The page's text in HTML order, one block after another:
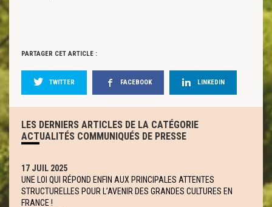
PARTAGER CET ARTICLE :
TWITTER FACEBOOK LINKEDIN
LES DERNIERS ARTICLES DE LA CATÉGORIE
ACTUALITÉS COMMUNIQUÉS DE PRESSE
17 JUIL 2025
UNE LOI QUI RÉPOND ENFIN AUX PRINCIPALES ATTENTES
STRUCTURELLES POUR L’AVENIR DES GRANDES CULTURES EN
FRANCE !